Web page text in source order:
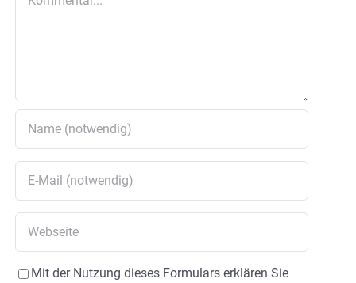
Mit der Nutzung dieses Formulars erklären Sie